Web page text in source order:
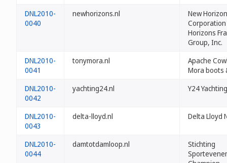
DNL2010-
0040
newhorizons.nl
New
Corporation
Horizons
Group, Inc.
DNL2010-
0041
tonymora.nl
Apache
Mora boots
DNL2010-
0042
yachting24.nl Y24
DNL2010-
0043
delta-lloyd.nl Delta Lloyd
DNL2010-
0044
damtotdamloop.nl
Stichting